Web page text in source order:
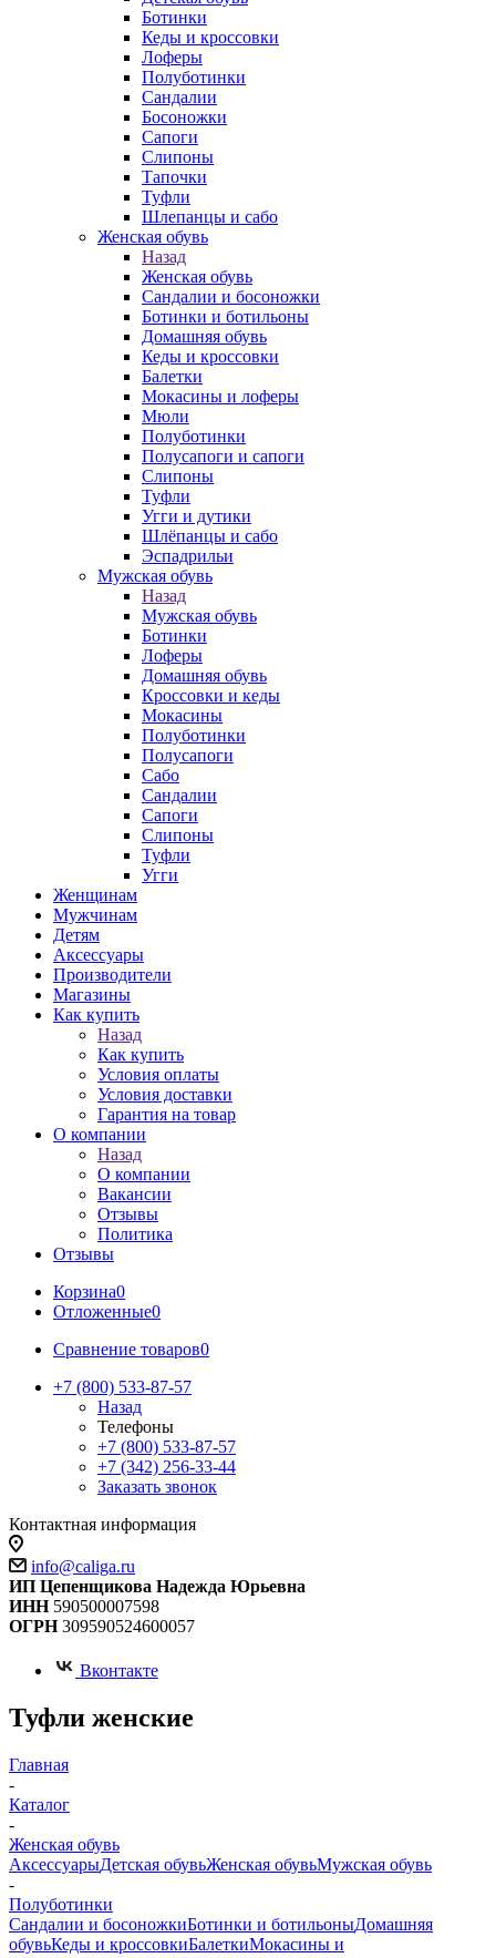
Ботинки
Кеды и кроссовки
Лоферы
Полуботинки
Сандалии
Босоножки
Сапоги
Слипоны
Тапочки
Туфли
Шлепанцы и сабо
Женская обувь
Назад
Женская обувь
Сандалии и босоножки
Ботинки и ботильоны
Домашняя обувь
Кеды и кроссовки
Балетки
Мокасины и лоферы
Мюли
Полуботинки
Полусапоги и сапоги
Слипоны
Туфли
Угги и дутики
Шлёпанцы и сабо
Эспадрильи
Мужская обувь
Назад
Мужская обувь
Ботинки
Лоферы
Домашняя обувь
Кроссовки и кеды
Мокасины
Полуботинки
Полусапоги
Сабо
Сандалии
Сапоги
Слипоны
Туфли
Угги
Женщинам
Мужчинам
Детям
Аксессуары
Производители
Магазины
Как купить
Назад
Как купить
Условия оплаты
Условия доставки
Гарантия на товар
О компании
Назад
О компании
Вакансии
Отзывы
Политика
Отзывы
Корзина0
Отложенные0
Сравнение товаров0
+7 (800) 533-87-57
Назад
Телефоны
+7 (800) 533-87-57
+7 (342) 256-33-44
Заказать звонок
Контактная информация
info@caliga.ru
ИП Цепенщикова Надежда Юрьевна
ИНН 590500007598
ОГРН309590524600057
Вконтакте
Туфли женские
Главная
-
Каталог
-
Женская обувь
АксессуарыДетская обувьЖенская обувьМужская обувь
-
Полуботинки
Сандалии и босоножкиБотинки и ботильоныДомашняя
обувьКеды и кроссовкиБалеткиМокасины и